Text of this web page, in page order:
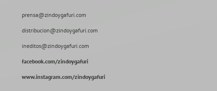
prensa@zindoygafuri.com
distribucion@zindoygafuri.com
ineditos@zindoygafuri.com
facebook.com/zindoygafuri
www.instagram.com/zindoygafuri